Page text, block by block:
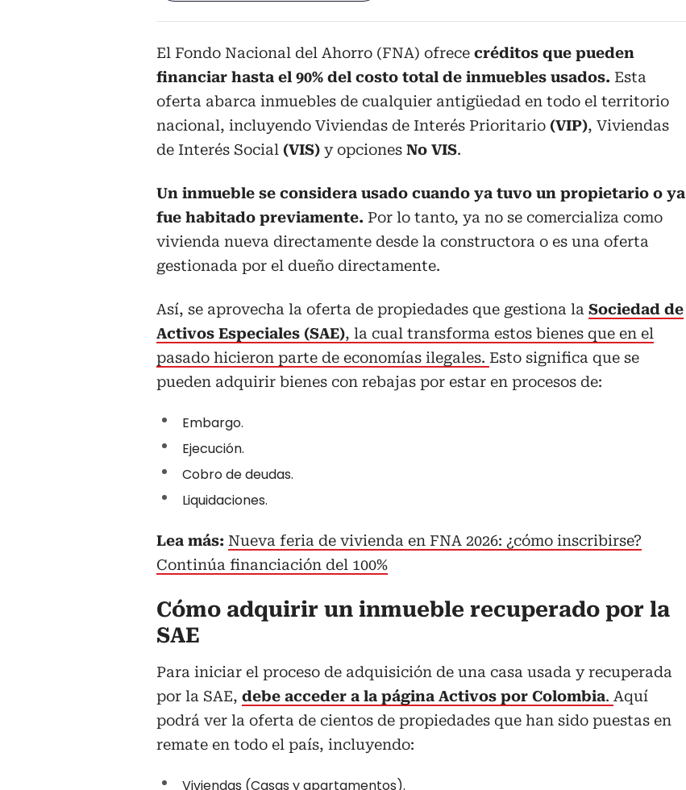
El Fondo Nacional del Ahorro (FNA) ofrece créditos que pueden
financiar hasta el 90% del costo total de inmuebles usados. Esta
oferta abarca inmuebles de cualquier antigüedad en todo el territorio
nacional, incluyendo Viviendas de Interés Prioritario (VIP), Viviendas
de Interés Social (VIS) y opciones No VIS.
Un inmueble se considera usado cuando ya tuvo un propietario o ya
fue habitado previamente. Por lo tanto, ya no se comercializa como
vivienda nueva directamente desde la constructora o es una oferta
gestionada por el dueño directamente.
Así, se aprovecha la oferta de propiedades que gestiona la Sociedad de
Activos Especiales (SAE), la cual transforma estos bienes que en el
pasado hicieron parte de economías ilegales. Esto significa que se
pueden adquirir bienes con rebajas por estar en procesos de:
Embargo.
Ejecución.
Cobro de deudas.
Liquidaciones.
Lea más: Nueva feria de vivienda en FNA 2026: ¿cómo inscribirse?
Continúa financiación del 100%
Cómo adquirir un inmueble recuperado por la
SAE
Para iniciar el proceso de adquisición de una casa usada y recuperada
por la SAE, debe acceder a la página Activos por Colombia. Aquí
podrá ver la oferta de cientos de propiedades que han sido puestas en
remate en todo el país, incluyendo:
Viviendas (Casas y apartamentos).